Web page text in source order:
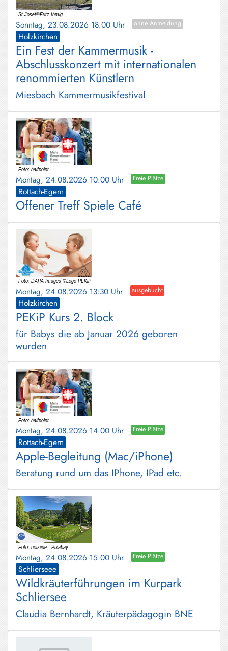
Sonntag, 23.08.2026 18:00 Uhr ohne Anmeldung
Holzkirchen
Ein Fest der Kammermusik -
Abschlusskonzert mit internationalen
renommierten Künstlern
Miesbach Kammermusikfestival
Montag, 24.08.2026 10:00 Uhr Freie Plätze
Rottach-Egern
Offener Treff Spiele Café
Montag, 24.08.2026 13:30 Uhr ausgebucht
Holzkirchen
PEKiP Kurs 2. Block
für Babys die ab Januar 2026 geboren
wurden
Montag, 24.08.2026 14:00 Uhr Freie Plätze
Rottach-Egern
Apple-Begleitung (Mac/iPhone)
Beratung rund um das IPhone, IPad etc.
Montag, 24.08.2026 15:00 Uhr Freie Plätze
Schlierseee
Wildkräuterführungen im Kurpark
Schliersee
Claudia Bernhardt, Kräuterpädagogin BNE